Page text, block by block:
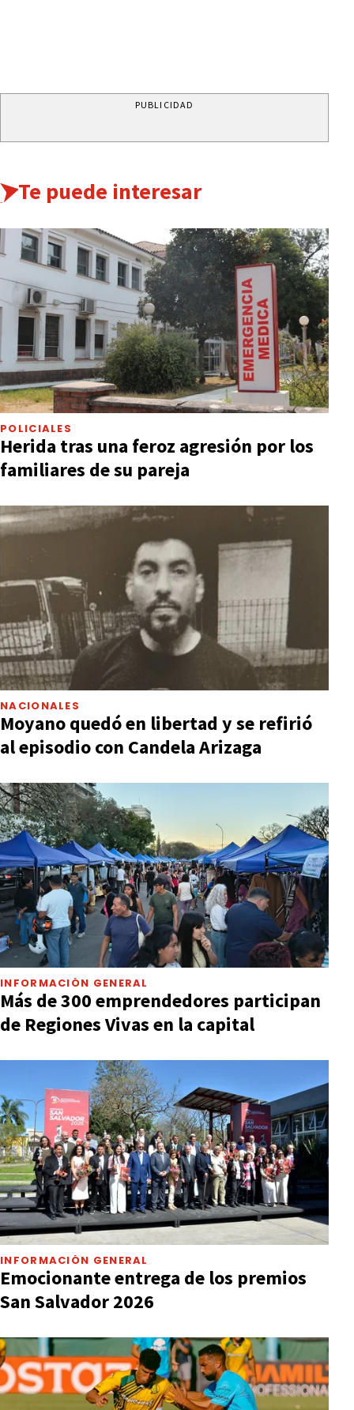
PUBLICIDAD
Te puede interesar
POLICIALES
Herida tras una feroz agresión por los
familiares de su pareja
NACIONALES
Moyano quedó en libertad y se refirió
al episodio con Candela Arizaga
INFORMACIÓN GENERAL
Más de 300 emprendedores participan
de Regiones Vivas en la capital
INFORMACIÓN GENERAL
Emocionante entrega de los premios
San Salvador 2026